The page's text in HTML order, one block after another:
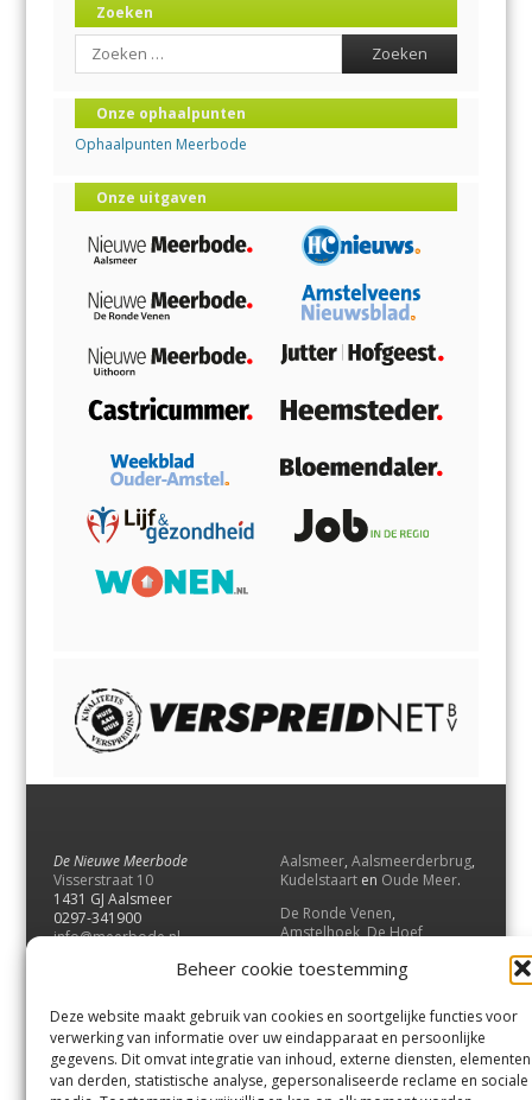
Beheer cookie toestemming
Deze website maakt gebruik van cookies en soortgelijke functies voor
verwerking van informatie over uw eindapparaat en persoonlijke
gegevens. Dit omvat integratie van inhoud, externe diensten, elementen
van derden, statistische analyse, gepersonaliseerde reclame en sociale
Zoeken
Search
Onze ophaalpunten
Ophaalpunten Meerbode
Onze uitgaven
De Nieuwe Meerbode
Visserstraat 10
1431 GJ Aalsmeer
0297-341900
info@meerbode.nl
Aalsmeer, Aalsmeerderbrug,
Kudelstaart en Oude Meer.
De Ronde Venen,
Amstelhoek,De Hoef,
Vrouwenakker,Waverveen
UithoornenDe Kwakel.
Contact